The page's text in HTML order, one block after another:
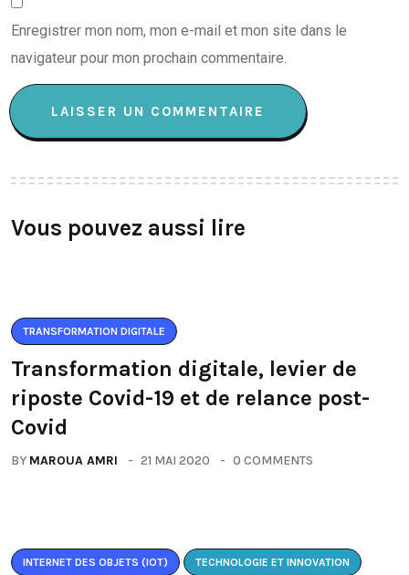
Enregistrer mon nom, mon e-mail et mon site dans le
navigateur pour mon prochain commentaire.
Vous pouvez aussi lire
TRANSFORMATION DIGITALE
Transformation digitale, levier de
riposte Covid-19 et de relance post-
Covid
BY MAROUA AMRI 21 MAI 2020 0 COMMENTS
INTERNET DES OBJETS (IOT) TECHNOLOGIE ET INNOVATION